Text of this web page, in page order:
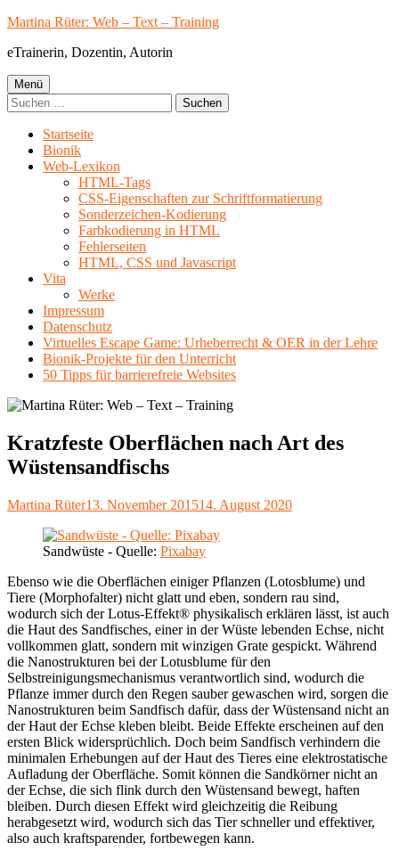
Springe
Inhalt
Martina Rüter: Web – Text – Training
eTrainerin, Dozentin, Autorin
Primäres
Menü
Menü
Suchen
nach:
Startseite
Bionik
Web-Lexikon
HTML-Tags
CSS-Eigenschaften zur Schriftformatierung
Sonderzeichen-Kodierung
Farbkodierung in HTML
Fehlerseiten
HTML, CSS und Javascript
Vita
Werke
Impressum
Datenschutz
Virtuelles Escape Game: Urheberrecht & OER in der Lehre
Bionik-Projekte für den Unterricht
50 Tipps für barrierefreie Websites
Kratzfeste Oberflächen nach Art des
Wüstensandfischs
Autor
Martina RüterVeröffentlicht
13. November 201514. August 2020
Sandwüste - Quelle: Pixabay
Ebenso wie die Oberflächen einiger Pflanzen (Lotosblume) und
Tiere (Morphofalter) nicht glatt und eben, sondern rau sind,
wodurch sich der Lotus-Effekt® physikalisch erklären lässt, ist auch
die Haut des Sandfisches, einer in der Wüste lebenden Echse, nicht
vollkommen glatt, sondern mit winzigen Grate gespickt. Während
die Nanostrukturen bei der Lotusblume für den
Selbstreinigungsmechanismus verantwortlich sind, wodurch die
Pflanze immer durch den Regen sauber gewaschen wird, sorgen die
Nanostrukturen beim Sandfisch dafür, dass der Wüstensand nicht an
der Haut der Echse kleben bleibt. Beide Effekte erscheinen auf den
ersten Blick widersprüchlich. Doch beim Sandfisch verhindern die
minimalen Erhebungen auf der Haut des Tieres eine elektrostatische
Aufladung der Oberfläche. Somit können die Sandkörner nicht an
der Echse, die sich flink durch den Wüstensand bewegt, haften
bleiben. Durch diesen Effekt wird gleichzeitig die Reibung
herabgesetzt wird, wodurch sich das Tier schneller und effektiver,
also auch kraftsparender, fortbewegen kann.